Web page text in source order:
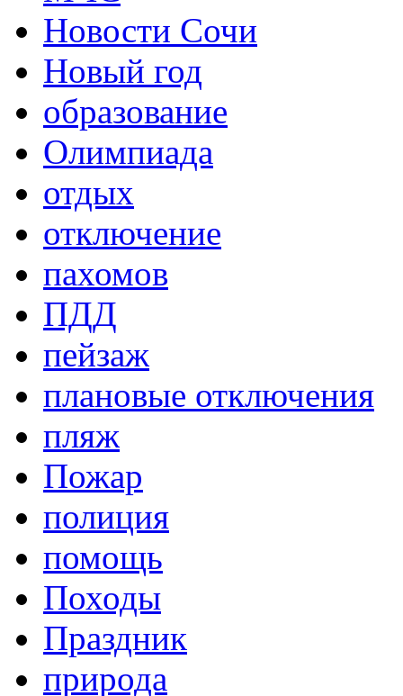
Новости Сочи
Новый год
образование
Олимпиада
отдых
отключение
пахомов
ПДД
пейзаж
плановые отключения
пляж
Пожар
полиция
помощь
Походы
Праздник
природа